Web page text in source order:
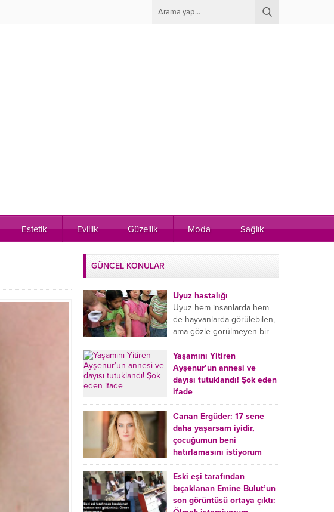
Estetik Evlilik Güzellik Moda Sağlık
GÜNCEL KONULAR
Uyuz hastalığı
Uyuz hem insanlarda hem
de hayvanlarda görülebilen,
ama gözle görülmeyen bir
tür mikroplu böcek
hastalığıdır. Uyuz hastalığı
(Urticaria), deride veya...
Yaşamını Yitiren
Ayşenur’un annesi ve
dayısı tutuklandı! Şok eden
ifade
Burdur’da yatağında ölü
bulunan Ayşenur Kazık’ın (2)
annesi Kader Karadeniz (23)
ile dayısı Hızır Tunç
Çetinkaya (19) tutuklandı.
Çetinkaya, ifadesinde...
Canan Ergüder: 17 sene
daha yaşarsam iyidir,
çocuğumun beni
hatırlamasını istiyorum
Kanser tedavisi gören ünlü
oyuncu Canan Ergüder,
hastalık sürecini anlattı:
Meme kanserine yakalanan
Eski eşi tarafından
bıçaklanan Emine Bulut’un
son görüntüsü ortaya çıktı: